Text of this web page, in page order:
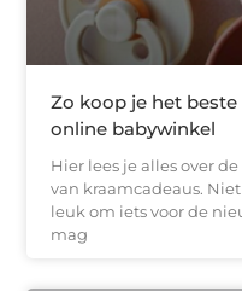
Zo koop je het
online babywinkel
Hier lees je alles over
van kraamcadeaus.
leuk om iets voor de
mag